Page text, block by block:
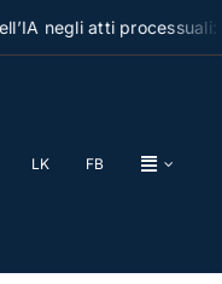
atti processuali: la
LK FB